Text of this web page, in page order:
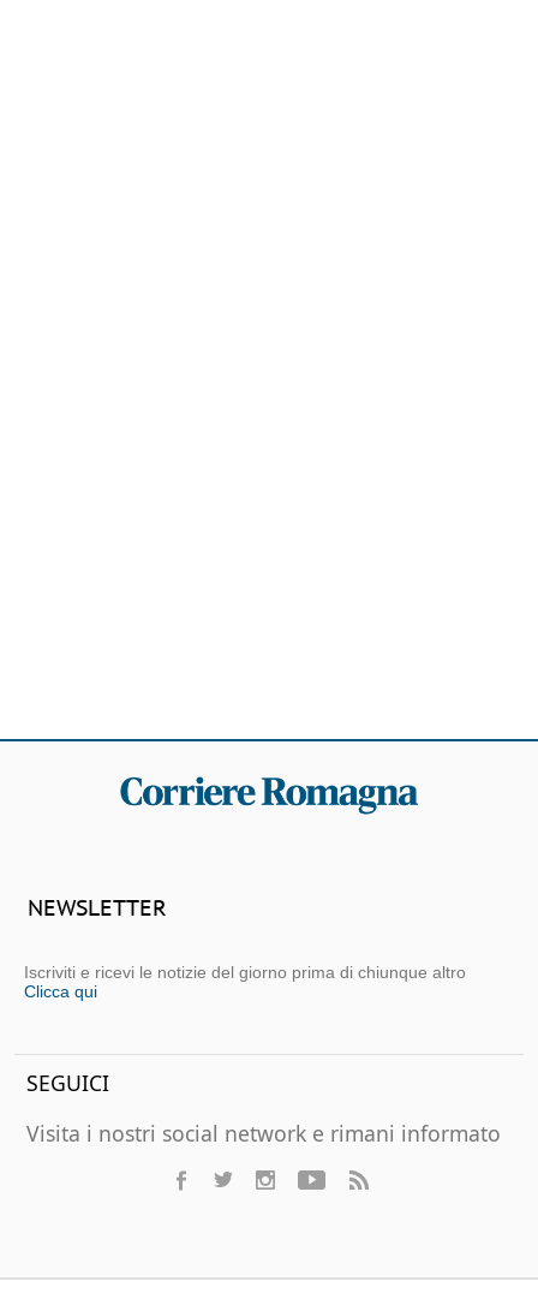
NEWSLETTER
Iscriviti e ricevi le notizie del giorno prima di chiunque altro
Clicca qui
SEGUICI
Visita i nostri social network e rimani informato